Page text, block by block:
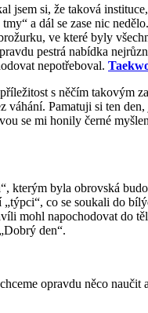
si, že taková
a dál se zase nic
ve které byly
pestrá nabídka
nepotřeboval.
s něčím takovým
Pamatuji si ten
se mi honily černé
byla obrovská
co se soukali do
mohl napochodovat do
den“.
opravdu něco